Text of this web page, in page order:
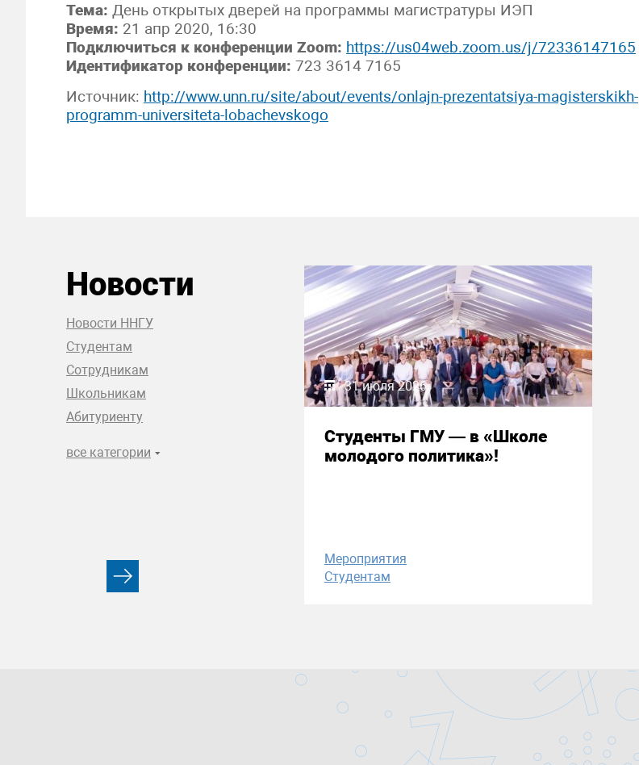
Тема: День открытых дверей на программы магистратуры ИЭП
Время: 21 апр 2020, 16:30
Подключиться к конференции Zoom: https://us04web.zoom.us/j/72336147165
Идентификатор конференции: 723 3614 7165
Источник: http://www.unn.ru/site/about/events/onlajn-prezentatsiya-magisterskikh-
programm-universiteta-lobachevskogo
Новости
Новости ННГУ
Студентам
Сотрудникам
Школьникам
Абитуриенту
все категории
31 июля 2026
Студенты ГМУ — в «Школе
молодого политика»!
Мероприятия
Студентам